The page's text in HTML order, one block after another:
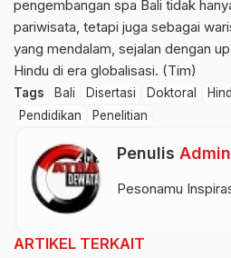
pengembangan spa Bali tidak
pariwisata, tetapi juga sebagai
yang mendalam, sejalan dengan
Hindu di era globalisasi. (Tim)
Tags Bali Disertasi Doktoral
Pendidikan
Penelitian
Penulis Admin
Pesonamu
ARTIKEL TERKAIT